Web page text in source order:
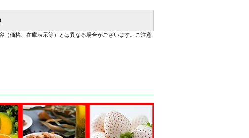
価格、在庫表示等）とは異なる場合がございます。ご注意